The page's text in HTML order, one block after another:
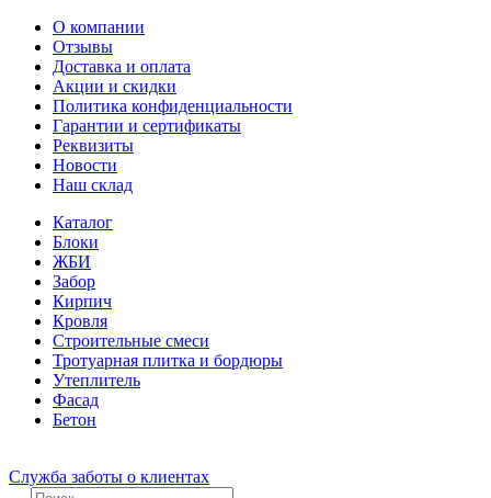
О компании
Отзывы
Доставка и оплата
Акции и скидки
Политика конфиденциальности
Гарантии и сертификаты
Реквизиты
Новости
Наш склад
Каталог
Блоки
ЖБИ
Забор
Кирпич
Кровля
Строительные смеси
Тротуарная плитка и бордюры
Утеплитель
Фасад
Бетон
Служба заботы о клиентах